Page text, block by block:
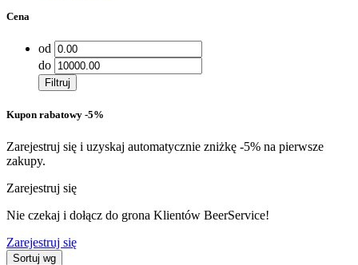
Cena
od
do
Filtruj
Kupon rabatowy -5%
Zarejestruj się i uzyskaj automatycznie zniżkę -5% na pierwsze
zakupy.
Zarejestruj się
Nie czekaj i dołącz do grona Klientów BeerService!
Zarejestruj się
Sortuj wg